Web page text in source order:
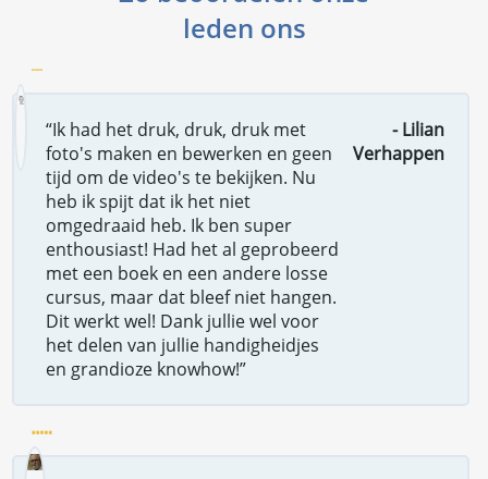
leden ons
“Ik had het druk, druk, druk met
foto's maken en bewerken en geen
tijd om de video's te bekijken. Nu
heb ik spijt dat ik het niet
omgedraaid heb. Ik ben super
enthousiast! Had het al geprobeerd
met een boek en een andere losse
cursus, maar dat bleef niet hangen.
Dit werkt wel! Dank jullie wel voor
het delen van jullie handigheidjes
en grandioze knowhow!”
- Lilian
Verhappen